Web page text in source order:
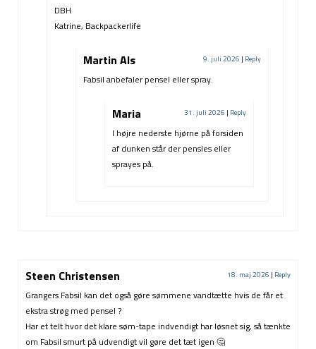
DBH
Katrine, Backpackerlife
Martin Als 9. juli 2026 | Reply
Fabsil anbefaler pensel eller spray.
Maria 31. juli 2026 | Reply
I højre nederste hjørne på forsiden
af dunken står der pensles eller
sprayes på.
Steen Christensen 18. maj 2026 | Reply
Grangers Fabsil kan det også gøre sømmene vandtætte hvis de får et
ekstra strøg med pensel ?
Har et telt hvor det klare søm-tape indvendigt har løsnet sig, så tænkte
om Fabsil smurt på udvendigt vil gøre det tæt igen 🤔